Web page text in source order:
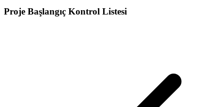
Proje Başlangıç Kontrol Listesi